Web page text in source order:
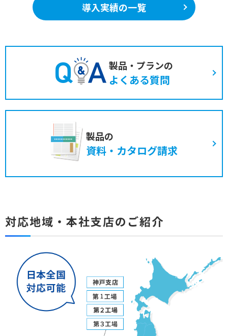
導入実績の一覧
製品・プランの
よくある質問
製品の
資料・カタログ請求
対応地域・本社支店のご紹介